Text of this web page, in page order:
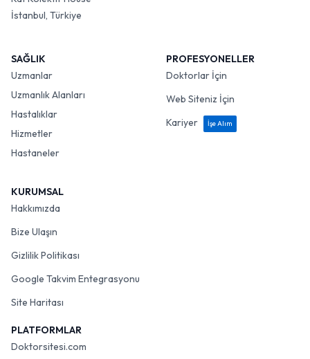
İstanbul, Türkiye
SAĞLIK
Uzmanlar
Uzmanlık Alanları
Hastalıklar
Hizmetler
Hastaneler
PROFESYONELLER
Doktorlar İçin
Web Siteniz İçin
Kariyer
İşe Alım
KURUMSAL
Hakkımızda
Bize Ulaşın
Gizlilik Politikası
Google Takvim Entegrasyonu
Site Haritası
PLATFORMLAR
Doktorsitesi.com